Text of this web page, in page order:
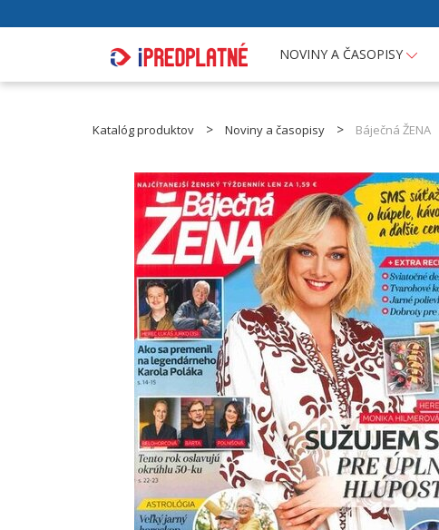
NOVINY A ČASOPISY
Katalóg produktov Noviny a časopisy Báječná ŽENA